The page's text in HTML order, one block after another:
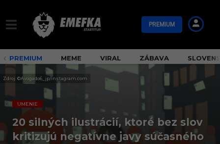
PREMIUM
PREMIUM MEME VIRAL ZÁBAVA
Zdroj: ©Avogado6_jp/instagram.com
UMENIE
20 silných ilustrácií, ktoré bez slov
kritizujú negatívne javy súčasného